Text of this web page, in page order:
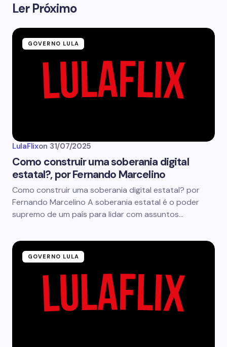
Ler Próximo
GOVERNO LULA
LulaFlixon 31/07/2025
Como construir uma soberania digital
estatal?, por Fernando Marcelino
Como construir uma soberania digital estatal? por
Fernando Marcelino A soberania estatal é o poder
supremo de um país para lidar com assuntos…
GOVERNO LULA